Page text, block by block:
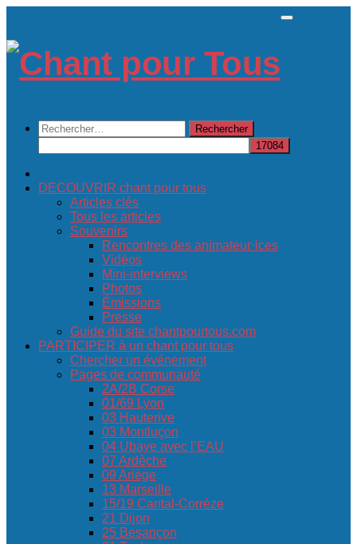
content
Rechercher :
DECOUVRIR chant pour tous
Articles clés
Tous les articles
Souvenirs
Rencontres des animateur·ices
Vidéos
Mini-interviews
Photos
Émissions
Presse
Guide du site chantpourtous.com
PARTICIPER à un chant pour tous
Chercher un événement
Pages de communauté
2A/2B Corse
01/69 Lyon
03 Hauterive
03 Montluçon
04 Ubaye avec l’EAU
07 Ardèche
09 Ariège
13 Marseille
15/19 Cantal-Corrèze
21 Dijon
25 Besançon